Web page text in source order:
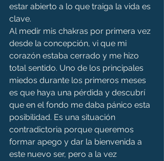
estar abierto a lo que traiga la vida es
clave.
Al medir mis chakras por primera vez
desde la concepción, vi que mi
corazón estaba cerrado y me hizo
total sentido. Uno de los principales
miedos durante los primeros meses
es que haya una pérdida y descubrí
que en el fondo me daba pánico esta
posibilidad. Es una situación
contradictoria porque queremos
formar apego y dar la bienvenida a
este nuevo ser, pero a la vez